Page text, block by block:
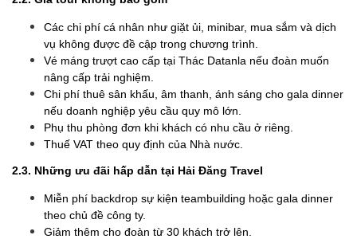
Các chi phí cá nhân như giặt ủi, minibar, mua sắm và dịch
vụ không được đề cập trong chương trình.
Vé máng trượt cao cấp tại Thác Datanla nếu đoàn muốn
nâng cấp trải nghiệm.
Chi phí thuê sân khấu, âm thanh, ánh sáng cho gala dinner
nếu doanh nghiệp yêu cầu quy mô lớn.
Phụ thu phòng đơn khi khách có nhu cầu ở riêng.
Thuế VAT theo quy định của Nhà nước.
2.3. Những ưu đãi hấp dẫn tại Hải Đăng Travel
Miễn phí backdrop sự kiện teambuilding hoặc gala dinner
theo chủ đề công ty.
Giảm thêm cho đoàn từ 30 khách trở lên.